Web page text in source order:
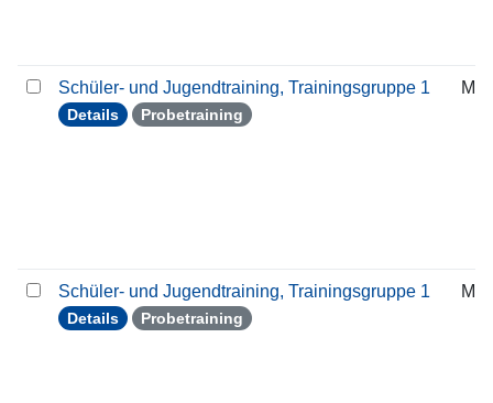
Schüler- und Jugendtraining, Trainingsgruppe 1
Details Probetraining
Schüler- und Jugendtraining, Trainingsgruppe 1
Details Probetraining